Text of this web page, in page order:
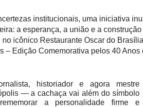
institucionais, uma iniciativa
a esperança, a união e a
icônico Restaurante Oscar do
– Edição Comemorativa pelos 40 Anos
historiador e agora mestre
— a cachaça vai além do símbolo
a personalidade firme e